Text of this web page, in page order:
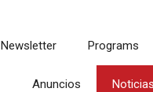
Newsletter Programs
Anuncios